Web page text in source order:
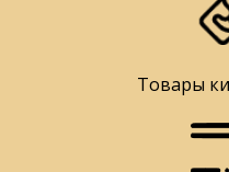
Товары